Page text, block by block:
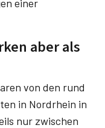
einer
aber als
von den rund
in Nord­rhein in
nur zwischen